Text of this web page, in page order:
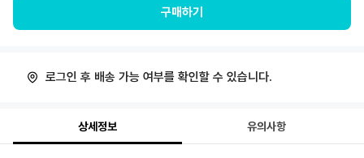
구매하기
로그인 후 배송 가능 여부를 확인할 수 있습니다.
상세정보 유의사항